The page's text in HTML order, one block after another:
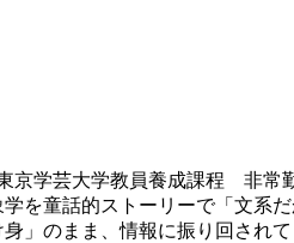
学芸大学教員養成課程 非常
を童話的ストーリーで「文系
」のまま、情報に振り回され